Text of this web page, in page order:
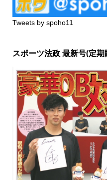
Tweets by spoho11
スポーツ法政 最新号(定